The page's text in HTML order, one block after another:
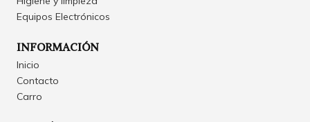
Equipos Electrónicos
INFORMACIÓN
Inicio
Contacto
Carro